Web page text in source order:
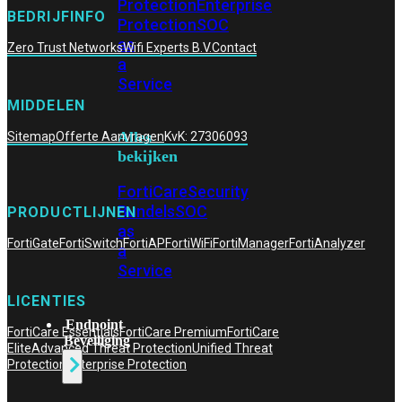
ProtectionEnterprise
ProtectionSOC
as
a
Service
Alles
bekijken
FortiCareSecurity
BundelsSOC
as
a
Service
Endpoint
Beveiliging
BEDRIJFINFO
Zero Trust NetworksWifi Experts B.V.Contact
MIDDELEN
SitemapOfferte AanvragenKvK: 27306093
PRODUCTLIJNEN
FortiGateFortiSwitchFortiAPFortiWiFiFortiManagerFortiAnalyzer
LICENTIES
FortiCare EssentialsFortiCare PremiumFortiCare
EliteAdvanced Threat ProtectionUnified Threat
Protection Enterprise Protection